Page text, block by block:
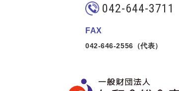
042-644-3711
FAX
042-646-2556（代表）